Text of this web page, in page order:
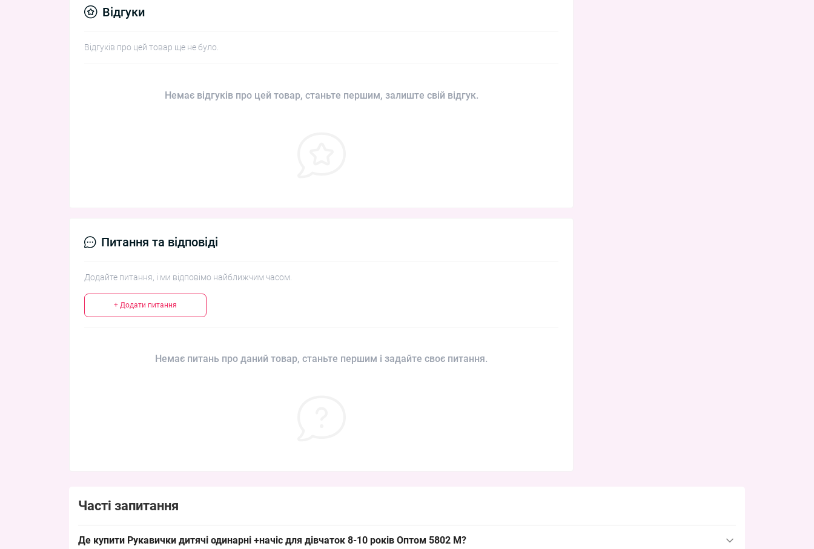
Відгуки
Відгуків про цей товар ще не було.
Немає відгуків про цей товар, станьте першим, залиште свій відгук.
Питання та відповіді
Додайте питання, і ми відповімо найближчим часом.
+ Додати питання
Немає питань про даний товар, станьте першим і задайте своє питання.
Часті запитання
Де купити Рукавички дитячі одинарні +начіс для дівчаток 8-10 років Оптом 5802 M?